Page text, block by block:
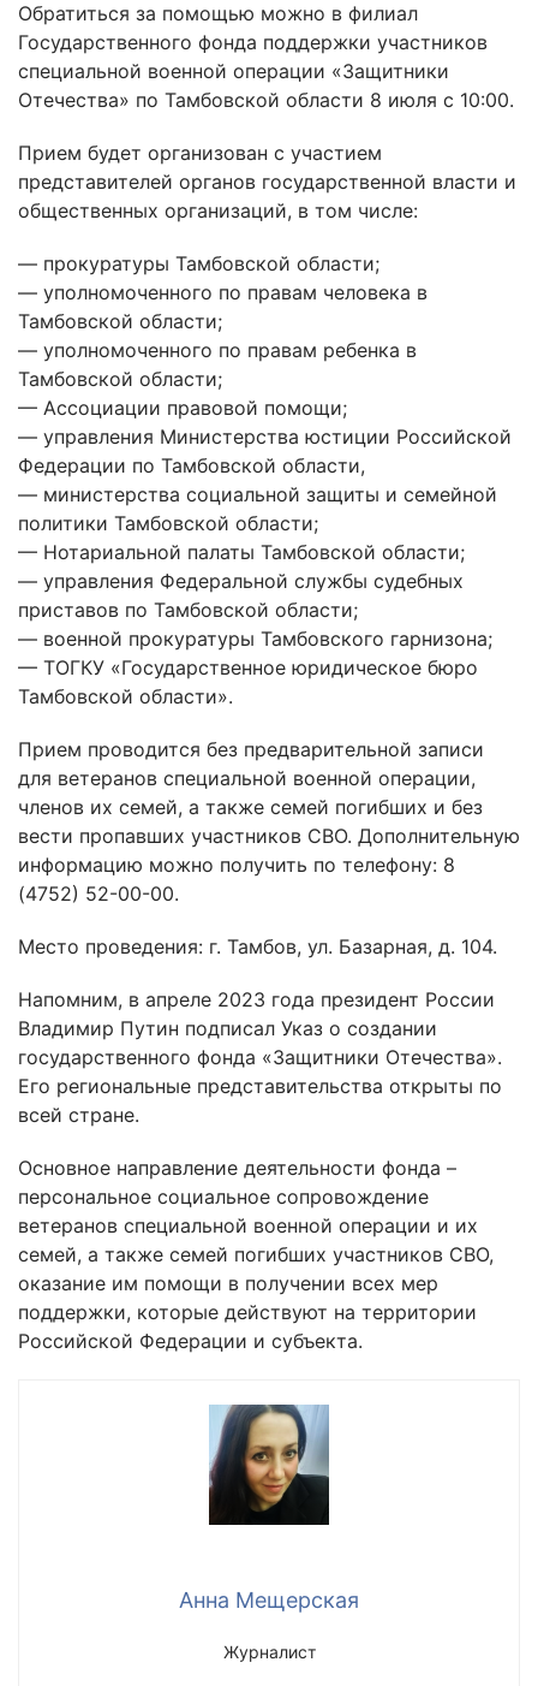
Обратиться за помощью можно в филиал
Государственного фонда поддержки участников
специальной военной операции «Защитники
Отечества» по Тамбовской области 8 июля с 10:00.
Прием будет организован с участием
представителей органов государственной власти и
общественных организаций, в том числе:
— прокуратуры Тамбовской области;
— уполномоченного по правам человека в
Тамбовской области;
— уполномоченного по правам ребенка в
Тамбовской области;
— Ассоциации правовой помощи;
— управления Министерства юстиции Российской
Федерации по Тамбовской области,
— министерства социальной защиты и семейной
политики Тамбовской области;
— Нотариальной палаты Тамбовской области;
— управления Федеральной службы судебных
приставов по Тамбовской области;
— военной прокуратуры Тамбовского гарнизона;
— ТОГКУ «Государственное юридическое бюро
Тамбовской области».
Прием проводится без предварительной записи
для ветеранов специальной военной операции,
членов их семей, а также семей погибших и без
вести пропавших участников СВО. Дополнительную
информацию можно получить по телефону: 8
(4752) 52-00-00.
Место проведения: г. Тамбов, ул. Базарная, д. 104.
Напомним, в апреле 2023 года президент России
Владимир Путин подписал Указ о создании
государственного фонда «Защитники Отечества».
Его региональные представительства открыты по
всей стране.
Основное направление деятельности фонда –
персональное социальное сопровождение
ветеранов специальной военной операции и их
семей, а также семей погибших участников СВО,
оказание им помощи в получении всех мер
поддержки, которые действуют на территории
Российской Федерации и субъекта.
Анна Мещерская
Журналист